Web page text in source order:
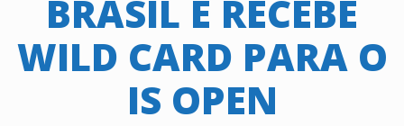
BRASIL E RECEBE
WILD CARD PARA O
IS OPEN